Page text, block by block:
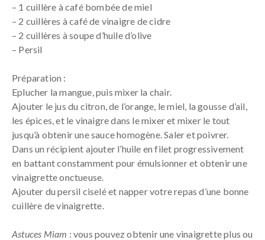
– 1 cuillère à café bombée de miel
– 2 cuillères à café de vinaigre de cidre
– 2 cuillères à soupe d’huile d’olive
– Persil
Préparation :
Eplucher la mangue, puis mixer la chair.
Ajouter le jus du citron, de l’orange, le miel, la gousse d’ail,
les épices, et le vinaigre dans le mixer et mixer le tout
jusqu’à obtenir une sauce homogène. Saler et poivrer.
Dans un récipient ajouter l’huile en filet progressivement
en battant constamment pour émulsionner et obtenir une
vinaigrette onctueuse.
Ajouter du persil ciselé et napper votre repas d’une bonne
cuillère de vinaigrette.
Astuces Miam : vous pouvez obtenir une vinaigrette plus ou